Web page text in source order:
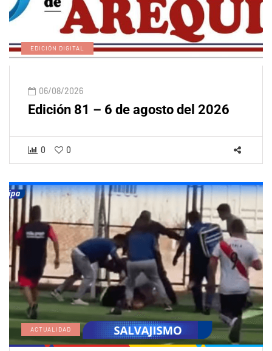
EDICIÓN DIGITAL
06/08/2026
Edición 81 – 6 de agosto del 2026
0 0
ACTUALIDAD